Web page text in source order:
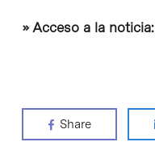
» Acceso a la noticia:
Share